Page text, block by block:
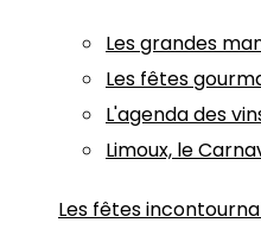
Les grandes
Les fêtes
L'agenda des
Limoux, le
Les fêtes